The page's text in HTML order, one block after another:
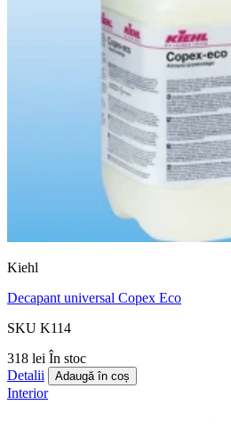
Kiehl
Decapant universal Copex Eco
SKU K114
318 lei În stoc
Detalii
Adaugă în coș
Interior